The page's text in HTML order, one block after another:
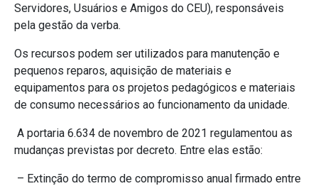
Servidores, Usuários e Amigos do CEU), responsáveis
pela gestão da verba.
Os recursos podem ser utilizados para manutenção e
pequenos reparos, aquisição de materiais e
equipamentos para os projetos pedagógicos e materiais
de consumo necessários ao funcionamento da unidade.
A portaria 6.634 de novembro de 2021 regulamentou as
mudanças previstas por decreto. Entre elas estão:
– Extinção do termo de compromisso anual firmado entre